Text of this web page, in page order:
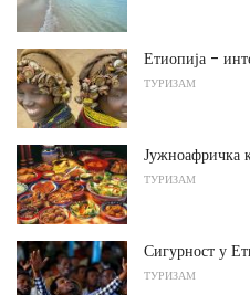
Етиопија -
ТУРИЗАМ
Јужноафричка
ТУРИЗАМ
Сигурност у
ТУРИЗАМ